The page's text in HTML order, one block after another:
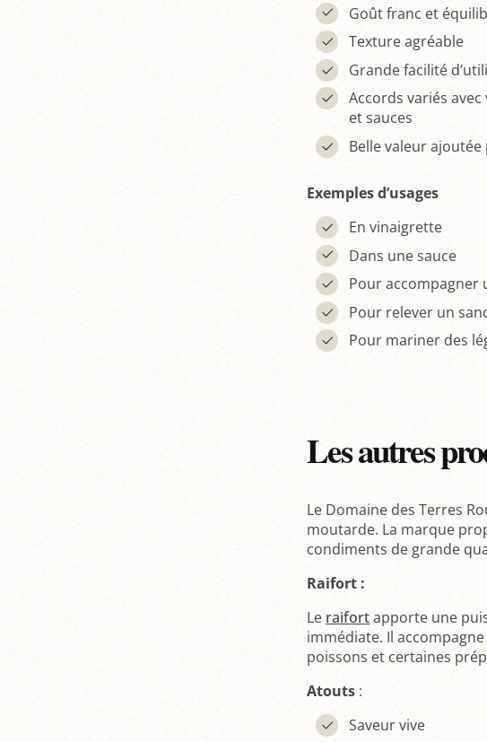
Goût franc et
Texture agréable
Grande facilité
Accords variés
et sauces
Belle valeur
Exemples d’usages
En vinaigrette
Dans une sauce
Pour accompagner
Pour relever un
Pour mariner des
Les autres
Le Domaine des Terres
moutarde. La marque
condiments de grande
Raifort :
Le raifortapporte une
immédiate. Il
poissons et certaines
Atouts :
Saveur vive